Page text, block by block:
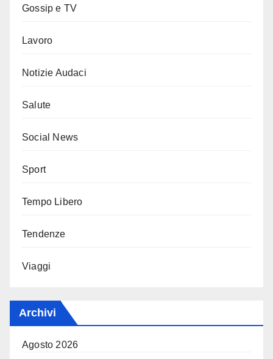
Gossip e TV
Lavoro
Notizie Audaci
Salute
Social News
Sport
Tempo Libero
Tendenze
Viaggi
Archivi
Agosto 2026